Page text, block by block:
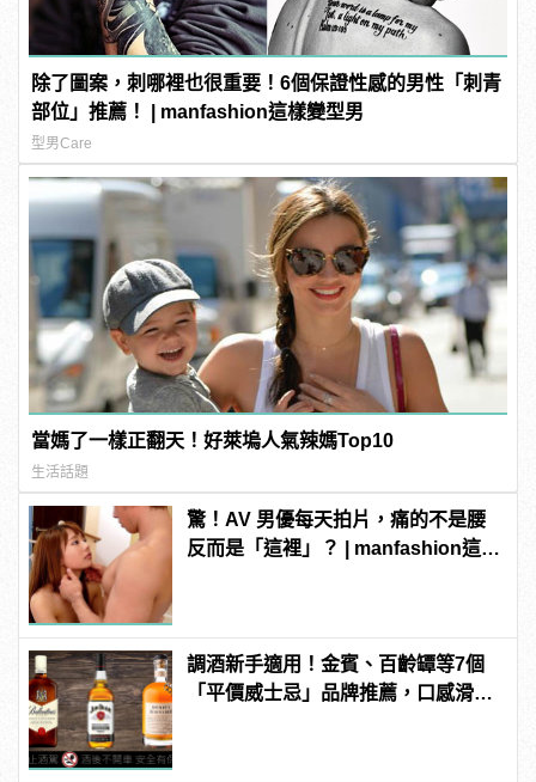
除了圖案，刺哪裡也很重要！6個保證性感的男性「刺青
部位」推薦！ | manfashion這樣變型男
型男Care
當媽了一樣正翻天！好萊塢人氣辣媽Top10
生活話題
驚！AV 男優每天拍片，痛的不是腰
反而是「這裡」？ | manfashion這樣
調酒新手適用！金賓、百齡罈等7個
「平價威士忌」品牌推薦，口感滑順